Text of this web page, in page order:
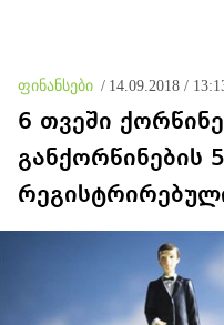
ფინანსები / 14.09.2018 /
6 თვეში
განქორწინების